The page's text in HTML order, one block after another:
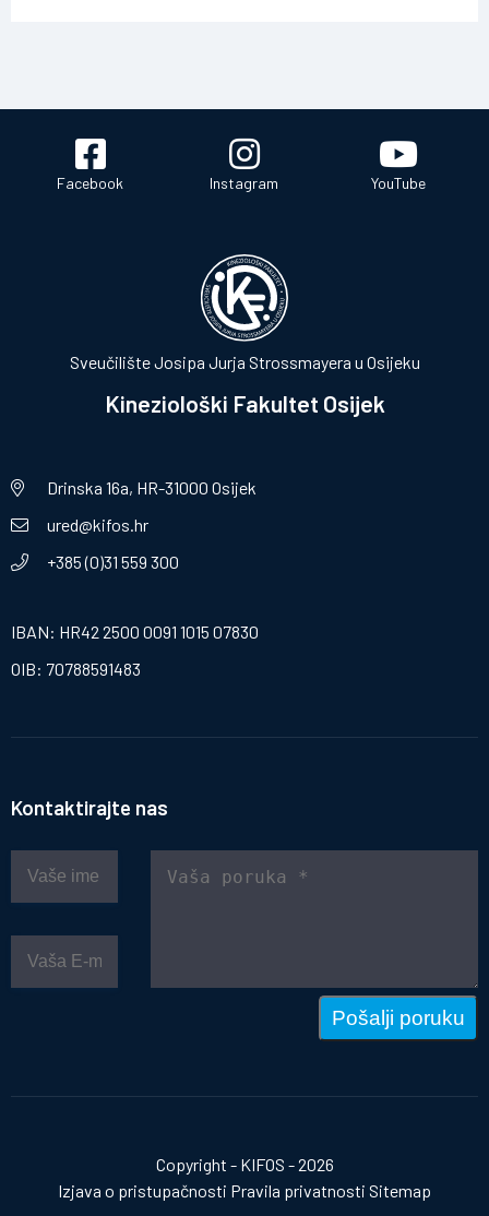
Facebook Instagram YouTube
Sveučilište Josipa Jurja Strossmayera u Osijeku
Kineziološki Fakultet Osijek
Drinska 16a, HR-31000 Osijek
ured@kifos.hr
+385 (0)31 559 300
IBAN: HR42 2500 0091 1015 07830
OIB: 70788591483
Kontaktirajte nas
Pošalji poruku
Copyright - KIFOS - 2026
Izjava o pristupačnosti Pravila privatnosti Sitemap